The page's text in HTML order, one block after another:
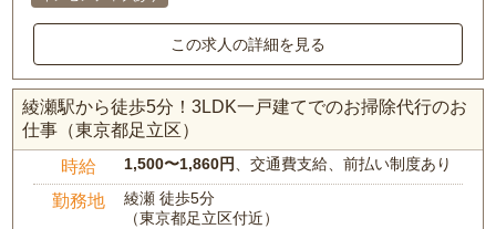
この求人の詳細を見る
綾瀬駅から徒歩5分！3LDK一戸建てでのお掃除代行のお
仕事（東京都足立区）
時給 1,500〜1,860円、交通費支給、前払い制度あり
勤務地
綾瀬 徒歩5分
（東京都足立区付近）